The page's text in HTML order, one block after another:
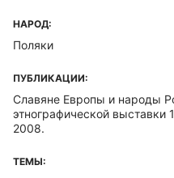
НАРОД:
Поляки
ПУБЛИКАЦИИ:
Славяне Европы и народы
этнографической выставки
2008.
ТЕМЫ: